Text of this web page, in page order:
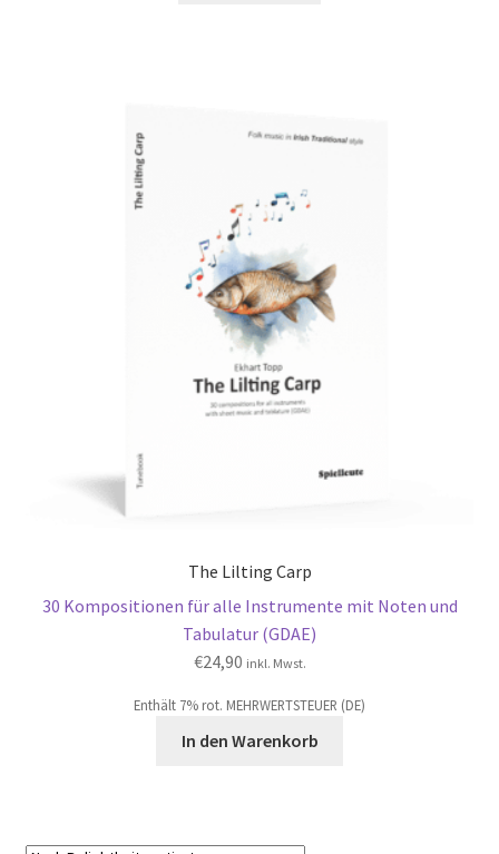
The Lilting Carp
30 Kompositionen für alle Instrumente mit Noten und
Tabulatur (GDAE)
€24,90 inkl. Mwst.
Enthält 7% rot. MEHRWERTSTEUER (DE)
In den Warenkorb